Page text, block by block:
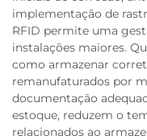
implementação de
RFID permite uma
instalações maiores.
como armazenar
remanufaturados por
documentação
estoque, reduzem o
relacionados ao